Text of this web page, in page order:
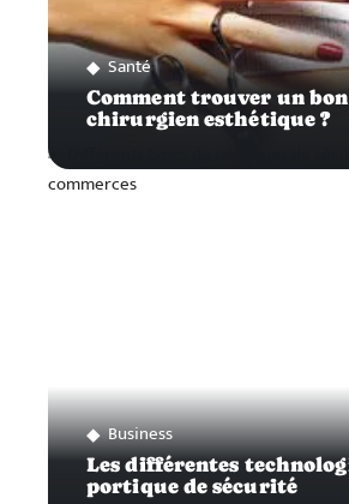
Santé
Comment trouver un bon
chirurgien esthétique ?
Business
Les différentes
portique de sécurité